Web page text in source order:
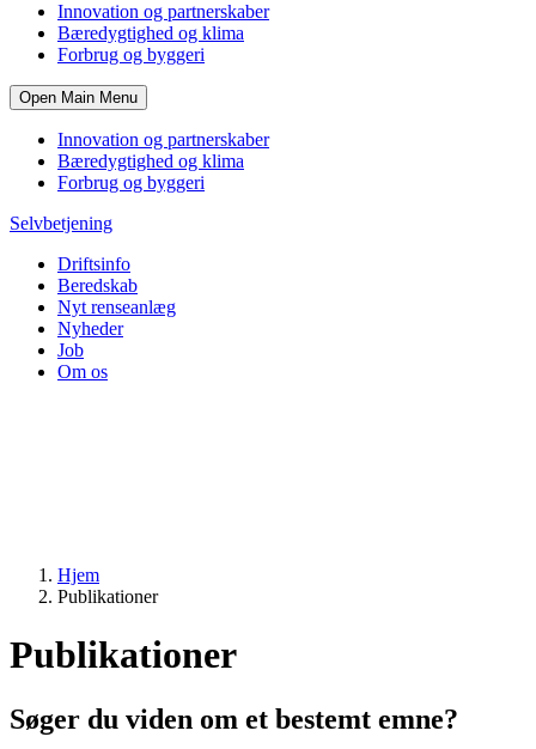
Innovation og partnerskaber
Bæredygtighed og klima
Forbrug og byggeri
Open Main Menu
Innovation og partnerskaber
Bæredygtighed og klima
Forbrug og byggeri
Selvbetjening
Driftsinfo
Beredskab
Nyt renseanlæg
Nyheder
Job
Om os
Hjem
Publikationer
Publikationer
Søger du viden om et bestemt emne?